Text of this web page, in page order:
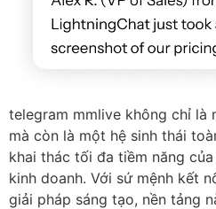
telegram mmlive không chỉ là
mà còn là một hệ sinh thái
khai thác tối đa tiềm năng
kinh doanh. Với sứ mệnh kết
giải pháp sáng tạo, nền tảng